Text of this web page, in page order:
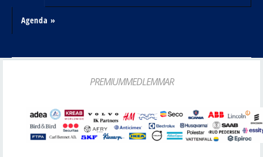
Agenda »
PREMIUMMEDLEMMAR